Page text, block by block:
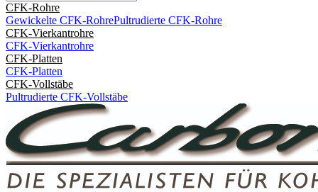
CFK-Rohre
Gewickelte CFK-RohrePultrudierte CFK-Rohre
CFK-Vierkantrohre
CFK-Vierkantrohre
CFK-Platten
CFK-Platten
CFK-Vollstäbe
Pultrudierte CFK-Vollstäbe